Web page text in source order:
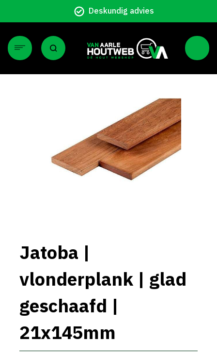
Particulier en zakelijk
Jatoba |
vlonderplank | glad
geschaafd |
21x145mm